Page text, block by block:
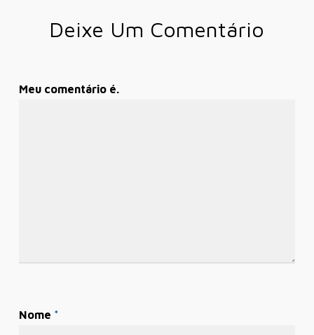
Deixe Um Comentário
Meu comentário é.
Nome *